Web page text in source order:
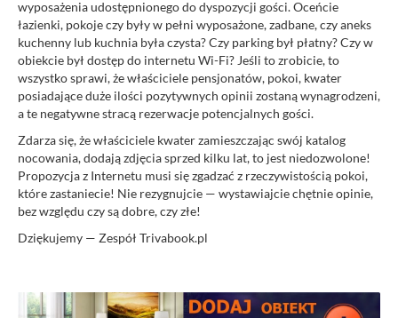
wyposażenia udostępnionego do dyspozycji gości. Oceńcie
łazienki, pokoje czy były w pełni wyposażone, zadbane, czy aneks
kuchenny lub kuchnia była czysta? Czy parking był płatny? Czy w
obiekcie był dostęp do internetu Wi-Fi? Jeśli to zrobicie, to
wszystko sprawi, że właściciele pensjonatów, pokoi, kwater
posiadające duże ilości pozytywnych opinii zostaną wynagrodzeni,
a te negatywne stracą rezerwacje potencjalnych gości.
Zdarza się, że właściciele kwater zamieszczając swój katalog
nocowania, dodają zdjęcia sprzed kilku lat, to jest niedozwolone!
Propozycja z Internetu musi się zgadzać z rzeczywistością pokoi,
które zastaniecie! Nie rezygnujcie — wystawiajcie chętnie opinie,
bez względu czy są dobre, czy złe!
Dziękujemy — Zespół Trivabook.pl